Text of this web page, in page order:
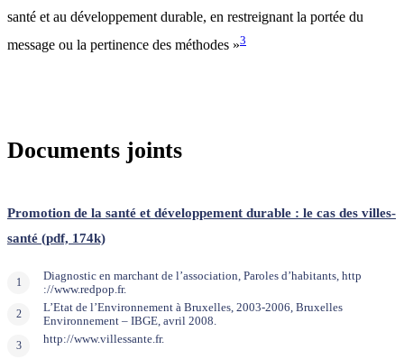
santé et au développement durable, en restreignant la portée du
message ou la pertinence des méthodes »3
Documents joints
Promotion de la santé et développement durable : le cas des villes-
santé (pdf, 174k)
Diagnostic en marchant de l’association, Paroles d’habitants, http
://www.redpop.fr.
L’Etat de l’Environnement à Bruxelles, 2003-2006, Bruxelles
Environnement – IBGE, avril 2008.
http://www.villessante.fr.